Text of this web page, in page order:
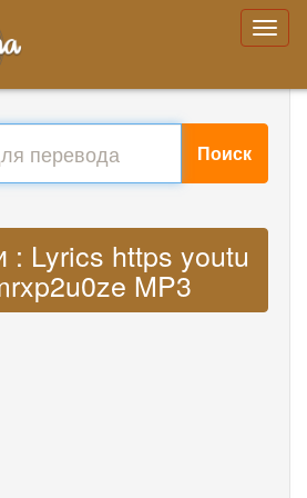
Поиск
: Lyrics https youtu
MP3